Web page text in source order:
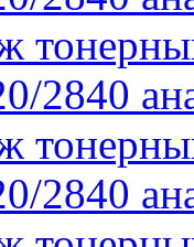
2840
2840